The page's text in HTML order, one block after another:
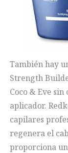
También hay
Strength
Coco & Eve
aplicador.
capilares
regenera el
proporciona